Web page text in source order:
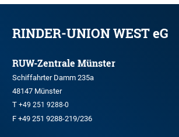
RINDER-UNION WEST eG
RUW-Zentrale Münster
Schiffahrter Damm 235a
48147 Münster
T +49 251 9288-0
F +49 251 9288-219/236